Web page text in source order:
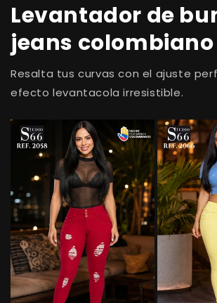
Levantador de
jeans colombiano
Resalta tus curvas con el ajuste
efecto levantacola irresistible.